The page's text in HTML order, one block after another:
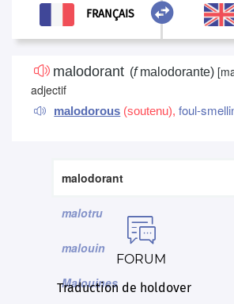
FRANÇAIS 
malodorant (fmalodorante) [
adjectif
malodorous (soutenu), foul-
malodorant
malotru
malouin
Malouines

FORUM
Traduction de holdover